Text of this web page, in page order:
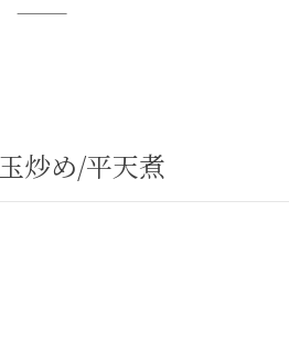
炒め/平天煮